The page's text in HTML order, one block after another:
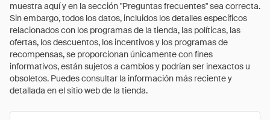
muestra aquí y en la sección "Preguntas frecuentes" sea correcta.
Sin embargo, todos los datos, incluidos los detalles específicos
relacionados con los programas de la tienda, las políticas, las
ofertas, los descuentos, los incentivos y los programas de
recompensas, se proporcionan únicamente con fines
informativos, están sujetos a cambios y podrían ser inexactos u
obsoletos. Puedes consultar la información más reciente y
detallada en el sitio web de la tienda.